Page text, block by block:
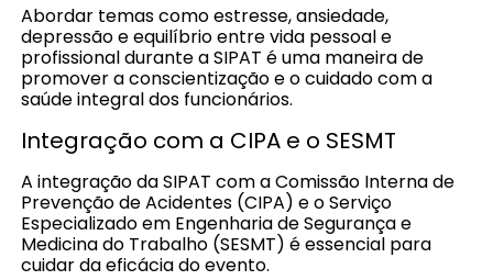
Abordar temas como estresse, ansiedade,
depressão e equilíbrio entre vida pessoal e
profissional durante a SIPAT é uma maneira de
promover a conscientização e o cuidado com a
saúde integral dos funcionários.
Integração com a CIPA e o SESMT
A integração da SIPAT com a Comissão Interna de
Prevenção de Acidentes (CIPA) e o Serviço
Especializado em Engenharia de Segurança e
Medicina do Trabalho (SESMT) é essencial para
cuidar da eficácia do evento.